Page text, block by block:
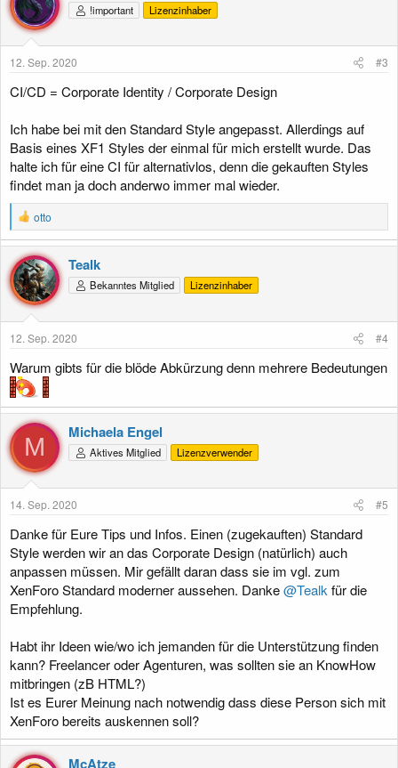
!important Lizenzinhaber
12. Sep. 2020 #3
CI/CD = Corporate Identity / Corporate Design
Ich habe bei mit den Standard Style angepasst. Allerdings auf
Basis eines XF1 Styles der einmal für mich erstellt wurde. Das
halte ich für eine CI für alternativlos, denn die gekauften Styles
findet man ja doch anderwo immer mal wieder.
R
e
a
k
t
i
o
n
n
otto
Tealk
Bekanntes Mitglied Lizenzinhaber
12. Sep. 2020 #4
Warum gibts für die blöde Abkürzung denn mehrere Bedeutungen
M
Michaela Engel
Aktives Mitglied Lizenzverwender
14. Sep. 2020 #5
Danke für Eure Tips und Infos. Einen (zugekauften) Standard
Style werden wir an das Corporate Design (natürlich) auch
anpassen müssen. Mir gefällt daran dass sie im vgl. zum
XenForo Standard moderner aussehen. Danke@Tealk für die
Empfehlung.
Habt ihr Ideen wie/wo ich jemanden für die Unterstützung finden
kann? Freelancer oder Agenturen, was sollten sie an KnowHow
mitbringen (zB HTML?)
Ist es Eurer Meinung nach notwendig dass diese Person sich mit
XenForo bereits auskennen soll?
McAtze